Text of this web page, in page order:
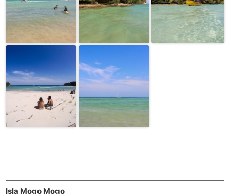
Isla Mogo Mogo